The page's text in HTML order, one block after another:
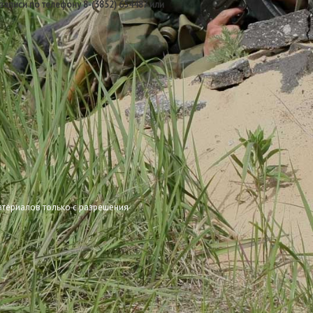
по телефону 8-(3852) 654487 или
только с разрешения